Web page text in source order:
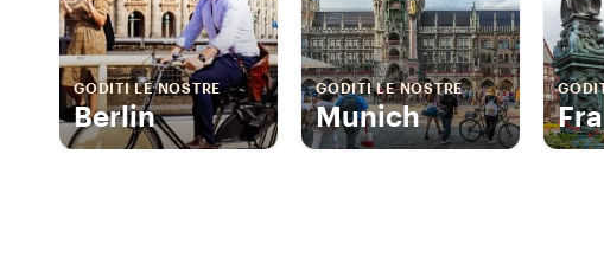
GODITI LE NOSTRE
Berlin
GODITI LE NOSTRE
Munich